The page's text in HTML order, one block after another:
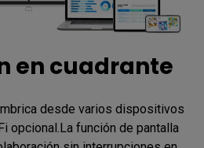
en cuadrante
desde varios dispositivos
opcional.La función de pantalla